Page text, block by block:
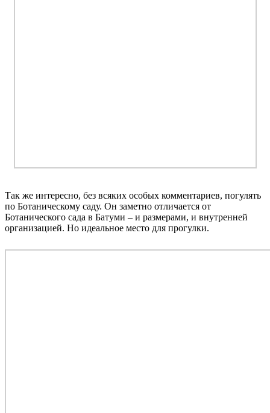
Так же интересно, без всяких особых комментариев, погулять
по Ботаническому саду. Он заметно отличается от
Ботанического сада в Батуми – и размерами, и внутренней
организацией. Но идеальное место для прогулки.